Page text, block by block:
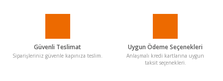
Güvenli Teslimat
Siparişleriniz güvenle kapınıza teslim.
Uygun Ödeme Seçenekleri
Anlaşmalı kredi kartlarına uygun
taksit seçenekleri.